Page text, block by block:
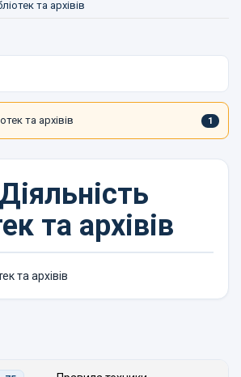
та архівів
та архівів 1
Діяльність
та архівів
та архівів